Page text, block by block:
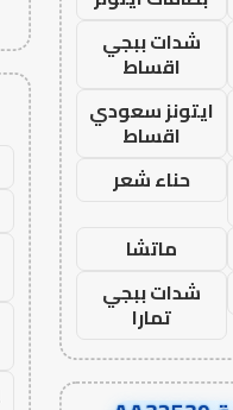
شدات ببجي
اقساط
ايتونز سعودي
اقساط
حناء شعر
ماتشا
شدات ببجي
تمارا